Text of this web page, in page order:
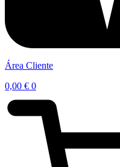
Área Cliente
0,00 € 0